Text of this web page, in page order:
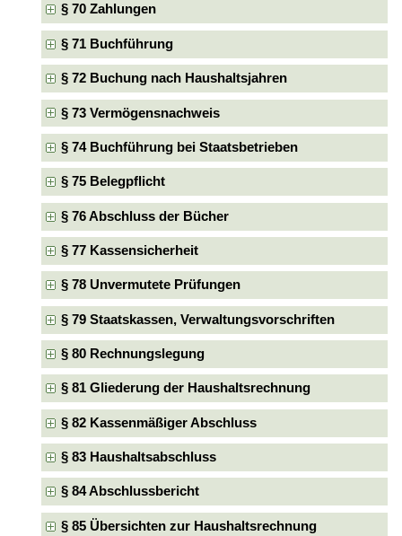
§ 70 Zahlungen
§ 71 Buchführung
§ 72 Buchung nach Haushaltsjahren
§ 73 Vermögensnachweis
§ 74 Buchführung bei Staatsbetrieben
§ 75 Belegpflicht
§ 76 Abschluss der Bücher
§ 77 Kassensicherheit
§ 78 Unvermutete Prüfungen
§ 79 Staatskassen, Verwaltungsvorschriften
§ 80 Rechnungslegung
§ 81 Gliederung der Haushaltsrechnung
§ 82 Kassenmäßiger Abschluss
§ 83 Haushaltsabschluss
§ 84 Abschlussbericht
§ 85 Übersichten zur Haushaltsrechnung